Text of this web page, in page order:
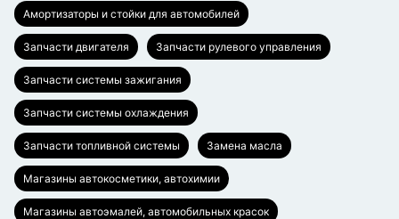
Амортизаторы и стойки для автомобилей
Запчасти двигателя Запчасти рулевого управления
Запчасти системы зажигания
Запчасти системы охлаждения
Запчасти топливной системы Замена масла
Магазины автокосметики, автохимии
Магазины автоэмалей, автомобильных красок